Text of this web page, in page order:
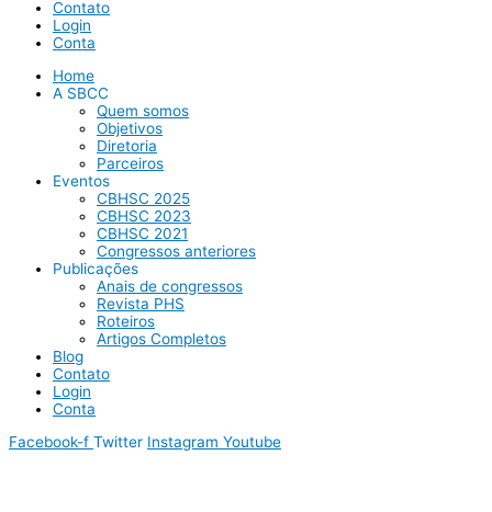
Contato
Login
Conta
Home
A SBCC
Quem somos
Objetivos
Diretoria
Parceiros
Eventos
CBHSC 2025
CBHSC 2023
CBHSC 2021
Congressos anteriores
Publicações
Anais de congressos
Revista PHS
Roteiros
Artigos Completos
Blog
Contato
Login
Conta
Facebook-f Twitter Instagram Youtube